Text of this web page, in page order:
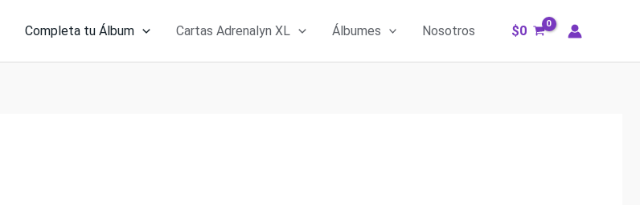
Completa tu Álbum Cartas Adrenalyn XL Álbumes Nosotros $0